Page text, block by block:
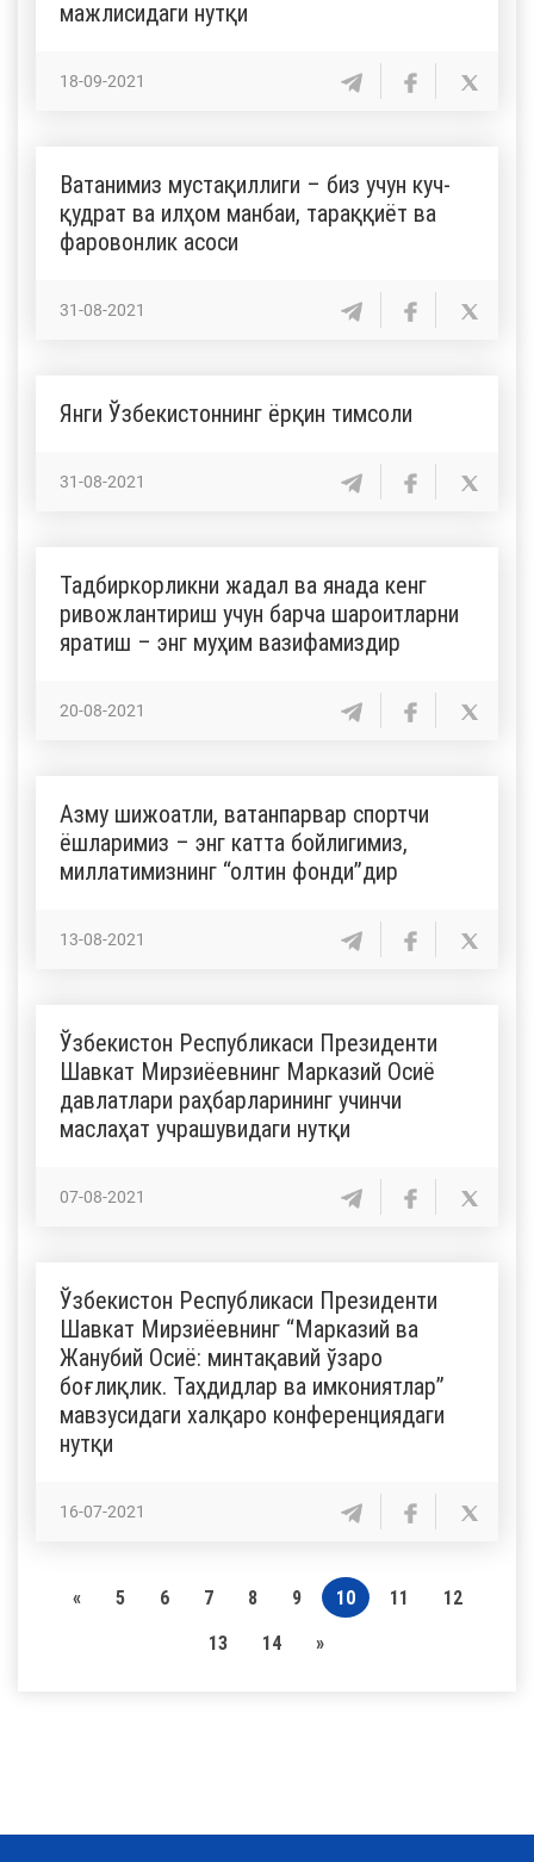
мажлисидаги нутқи
18-09-2021
Ватанимиз мустақиллиги – биз учун куч-
қудрат ва илҳом манбаи, тараққиёт ва
фаровонлик асоси
31-08-2021
Янги Ўзбекистоннинг ёрқин тимсоли
31-08-2021
Тадбиркорликни жадал ва янада кенг
ривожлантириш учун барча шароитларни
яратиш – энг муҳим вазифамиздир
20-08-2021
Азму шижоатли, ватанпарвар спортчи
ёшларимиз – энг катта бойлигимиз,
миллатимизнинг “олтин фонди”дир
13-08-2021
Ўзбекистон Республикаси Президенти
Шавкат Мирзиёевнинг Марказий Осиё
давлатлари раҳбарларининг учинчи
маслаҳат учрашувидаги нутқи
07-08-2021
Ўзбекистон Республикаси Президенти
Шавкат Мирзиёевнинг “Марказий ва
Жанубий Осиё: минтақавий ўзаро
боғлиқлик. Таҳдидлар ва имкониятлар”
мавзусидаги халқаро конференциядаги
нутқи
16-07-2021
« 5 6 7 8 9 10 11
12
13
14 »